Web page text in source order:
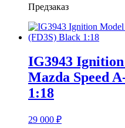
Предзаказ
IG3943
Mazda Speed
1:18
29 000 ₽